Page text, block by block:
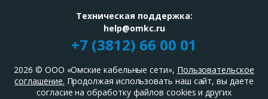
Техническая поддержка:
help@omkc.ru
+7 (3812) 66 00 01
2026 © ООО «Омские кабельные сети», Пользовательское
соглашение. Продолжая использовать наш сайт, вы даете
согласие на обработку файлов cookies и других